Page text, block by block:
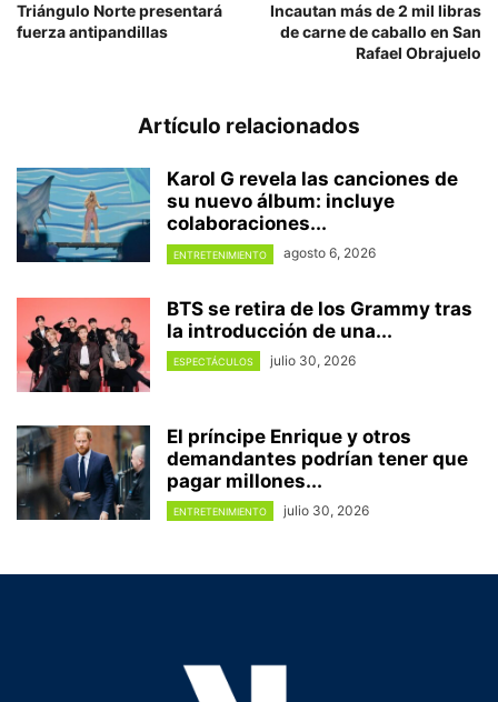
Triángulo Norte presentará
fuerza antipandillas
Incautan más de 2 mil libras
de carne de caballo en San
Rafael Obrajuelo
Artículo relacionados
Karol G revela las canciones de
su nuevo álbum: incluye
colaboraciones...
ENTRETENIMIENTO agosto 6, 2026
BTS se retira de los Grammy tras
la introducción de una...
ESPECTÁCULOS julio 30, 2026
El príncipe Enrique y otros
demandantes podrían tener que
pagar millones...
ENTRETENIMIENTO julio 30, 2026